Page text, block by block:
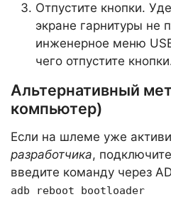
Отпустите кнопки.
экране гарнитуры не
инженерное меню
чего отпустите
Альтернативный
компьютер)
Если на шлеме уже
разработчика,
введите команду через
adb reboot bootloader